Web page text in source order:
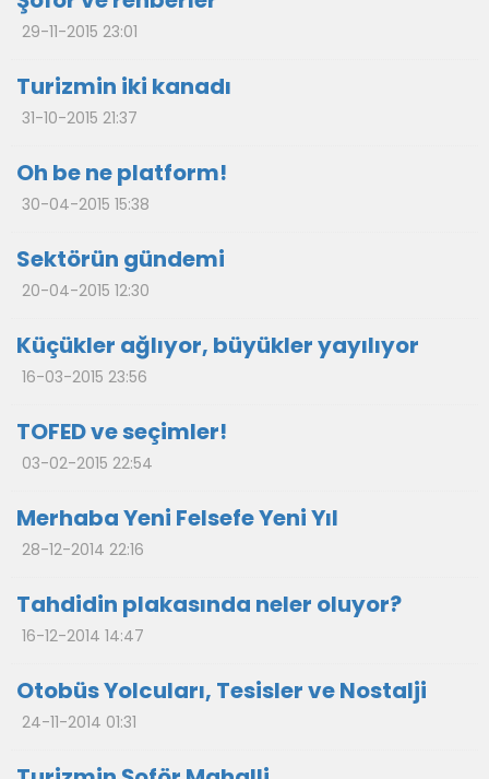
29-11-2015 23:01
Turizmin iki kanadı
31-10-2015 21:37
Oh be ne platform!
30-04-2015 15:38
Sektörün gündemi
20-04-2015 12:30
Küçükler ağlıyor, büyükler yayılıyor
16-03-2015 23:56
TOFED ve seçimler!
03-02-2015 22:54
Merhaba Yeni Felsefe Yeni Yıl
28-12-2014 22:16
Tahdidin plakasında neler oluyor?
16-12-2014 14:47
Otobüs Yolcuları, Tesisler ve Nostalji
24-11-2014 01:31